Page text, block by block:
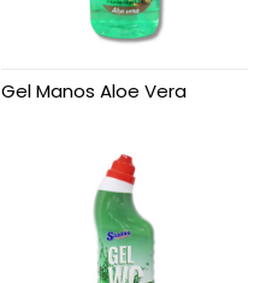
Gel Manos Aloe Vera